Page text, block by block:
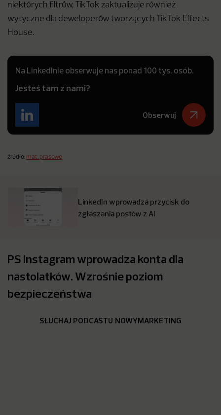
niektórych filtrów, TikTok zaktualizuje również
wytyczne dla deweloperów tworzących TikTok Effects
House.
Na LinkedInie obserwuje nas ponad 100 tys. osób.
Jesteś tam z nami?
Obserwuj
źródło: mat. prasowe
LinkedIn wprowadza przycisk do
zgłaszania postów z AI
PS Instagram wprowadza konta dla
nastolatków. Wzrośnie poziom
bezpieczeństwa
SŁUCHAJ PODCASTU NOWYMARKETING